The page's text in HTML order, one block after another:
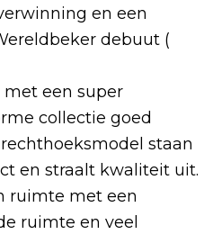
en een
debuut (
een super
collectie goed
staan
en straalt kwaliteit uit.
ruimte met een
ruimte en veel